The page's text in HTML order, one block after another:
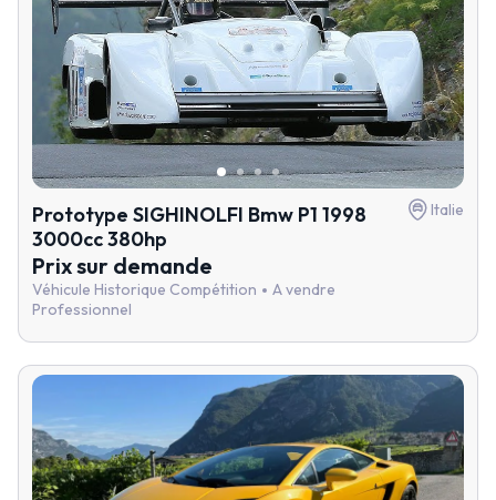
Prototype SIGHINOLFI Bmw P1 1998
3000cc 380hp
Italie
Prix sur demande
Véhicule Historique Compétition
A vendre
Professionnel